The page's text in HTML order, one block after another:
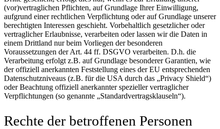
(vor)vertraglichen Pflichten, auf Grundlage Ihrer Einwilligung,
aufgrund einer rechtlichen Verpflichtung oder auf Grundlage unserer
berechtigten Interessen geschieht. Vorbehaltlich gesetzlicher oder
vertraglicher Erlaubnisse, verarbeiten oder lassen wir die Daten in
einem Drittland nur beim Vorliegen der besonderen
Voraussetzungen der Art. 44 ff. DSGVO verarbeiten. D.h. die
Verarbeitung erfolgt z.B. auf Grundlage besonderer Garantien, wie
der offiziell anerkannten Feststellung eines der EU entsprechenden
Datenschutzniveaus (z.B. für die USA durch das „Privacy Shield“)
oder Beachtung offiziell anerkannter spezieller vertraglicher
Verpflichtungen (so genannte „Standardvertragsklauseln“).
Rechte der betroffenen Personen